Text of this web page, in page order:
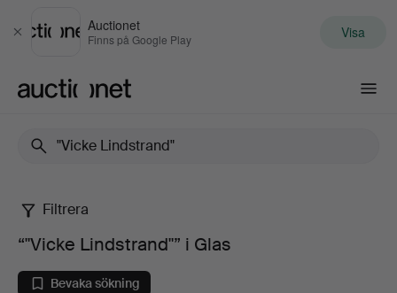
Stäng
Auctionet
Finns på Google Play Visa
“"Vicke
Lindstrand"”
Filtrera
“"Vicke Lindstrand"” i Glas
Bevaka sökning